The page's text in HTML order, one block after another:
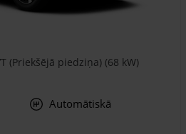
(Priekšējā piedziņa) (68 kW)
Automātiskā